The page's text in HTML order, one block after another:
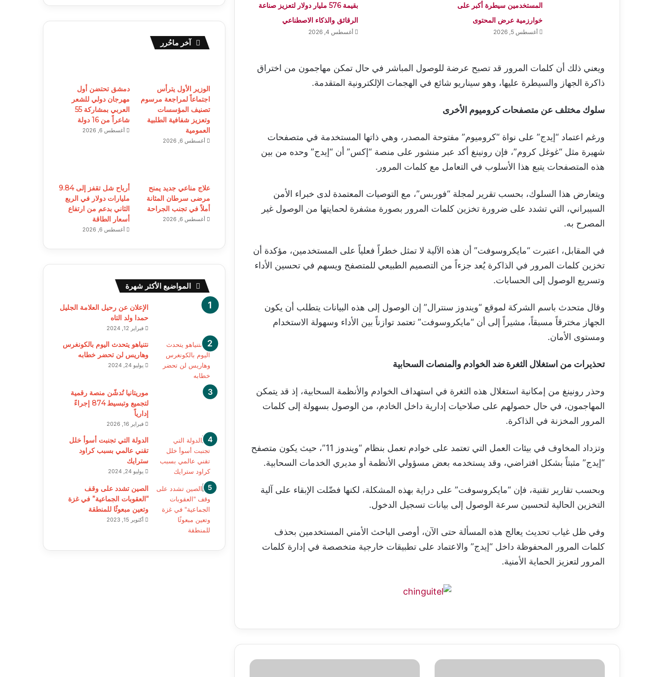
المستخدمين سيطرة أكبر على
خوارزمية عرض المحتوى
أغسطس 5, 2026
بقيمة 576 مليار دولار لتعزيز صناعة
الرقائق والذكاء الاصطناعي
أغسطس 4, 2026
ويعني ذلك أن كلمات المرور قد تصبح عرضة للوصول المباشر في حال تمكن مهاجمون من اختراق
ذاكرة الجهاز والسيطرة عليها، وهو سيناريو شائع في الهجمات الإلكترونية المتقدمة.
سلوك مختلف عن متصفحات كروميوم الأخرى
ورغم اعتماد “إيدج” على نواة “كروميوم” مفتوحة المصدر، وهي ذاتها المستخدمة في متصفحات
شهيرة مثل “غوغل كروم”، فإن رونينغ أكد عبر منشور على منصة “إكس” أن “إيدج” وحده من بين
هذه المتصفحات يتبع هذا الأسلوب في التعامل مع كلمات المرور.
ويتعارض هذا السلوك، بحسب تقرير لمجلة “فوربس”، مع التوصيات المعتمدة لدى خبراء الأمن
السيبراني، التي تشدد على ضرورة تخزين كلمات المرور بصورة مشفرة لحمايتها من الوصول غير
المصرح به.
في المقابل، اعتبرت “مايكروسوفت” أن هذه الآلية لا تمثل خطراً فعلياً على المستخدمين، مؤكدة أن
تخزين كلمات المرور في الذاكرة يُعد جزءاً من التصميم الطبيعي للمتصفح ويسهم في تحسين الأداء
وتسريع الوصول إلى الحسابات.
وقال متحدث باسم الشركة لموقع “ويندوز سنترال” إن الوصول إلى هذه البيانات يتطلب أن يكون
الجهاز مخترقاً مسبقاً، مشيراً إلى أن “مايكروسوفت” تعتمد توازناً بين الأداء وسهولة الاستخدام
ومستوى الأمان.
تحذيرات من استغلال الثغرة ضد الخوادم والمنصات السحابية
وحذر رونينغ من إمكانية استغلال هذه الثغرة في استهداف الخوادم والأنظمة السحابية، إذ قد يتمكن
المهاجمون، في حال حصولهم على صلاحيات إدارية داخل الخادم، من الوصول بسهولة إلى كلمات
المرور المخزنة في الذاكرة.
وتزداد المخاوف في بيئات العمل التي تعتمد على خوادم تعمل بنظام “ويندوز 11”، حيث يكون متصفح
“إيدج” مثبتاً بشكل افتراضي، وقد يستخدمه بعض مسؤولي الأنظمة أو مديري الخدمات السحابية.
وبحسب تقارير تقنية، فإن “مايكروسوفت” على دراية بهذه المشكلة، لكنها فضّلت الإبقاء على آلية
التخزين الحالية لتحسين سرعة الوصول إلى بيانات تسجيل الدخول.
وفي ظل غياب تحديث يعالج هذه المسألة حتى الآن، أوصى الباحث الأمني المستخدمين بحذف
كلمات المرور المحفوظة داخل “إيدج” والاعتماد على تطبيقات خارجية متخصصة في إدارة كلمات
المرور لتعزيز الحماية الأمنية.
إسبانيا
الحكومة
آخر ماحُرر
الوزير الأول يترأس
اجتماعاً لمراجعة مرسوم
تصنيف المؤسسات
وتعزيز شفافية الطلبية
العمومية
أغسطس 6, 2026
دمشق تحتضن أول
مهرجان دولي للشعر
العربي بمشاركة 55
شاعراً من 16 دولة
أغسطس 6, 2026
علاج مناعي جديد يمنح
مرضى سرطان المثانة
أملاً في تجنب الجراحة
أغسطس 6, 2026
أرباح شل تقفز إلى 9.84
مليارات دولار في الربع
الثاني بدعم من ارتفاع
أسعار الطاقة
أغسطس 6, 2026
المواضيع الأكثر شهرة
الإعلان عن رحيل العلامة الجليل
حمدا ولد التاه
فبراير 12, 2024
نتنياهو يتحدث اليوم بالكونغرس
وهاريس لن تحضر خطابه
يوليو 24, 2024
موريتانيا تُدشّن منصة رقمية
لتجميع وتبسيط 874 إجراءً
إدارياً
فبراير 16, 2026
الدولة التي تجنبت أسوأ خلل
تقني عالمي بسبب كراود
سترايك
يوليو 24, 2024
الصين تشدد على وقف
“العقوبات الجماعية” في غزة
وتعين مبعوثًا للمنطقة
أكتوبر 15, 2023